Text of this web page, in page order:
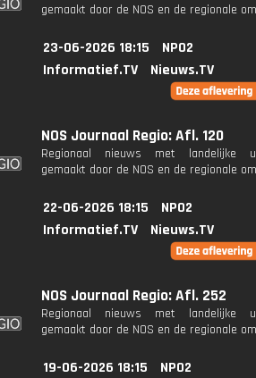
gemaakt door de NOS en de regionale
23-06-2026 18:15
NPO2
Informatief.TV
Nieuws.TV
NOS Journaal Regio: Afl. 120
Regionaal nieuws met landelijke
gemaakt door de NOS en de regionale
22-06-2026 18:15
NPO2
Informatief.TV
Nieuws.TV
NOS Journaal Regio: Afl. 252
Regionaal nieuws met landelijke
gemaakt door de NOS en de regionale
19-06-2026 18:15
NPO2